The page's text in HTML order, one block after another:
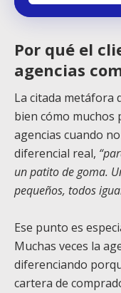
Por qué el
agencias
La citada metáfora
bien cómo muchos
agencias cuando
diferencial real,
un patito de goma.
pequeños, todos
Ese punto es
Muchas veces la
diferenciando
cartera de